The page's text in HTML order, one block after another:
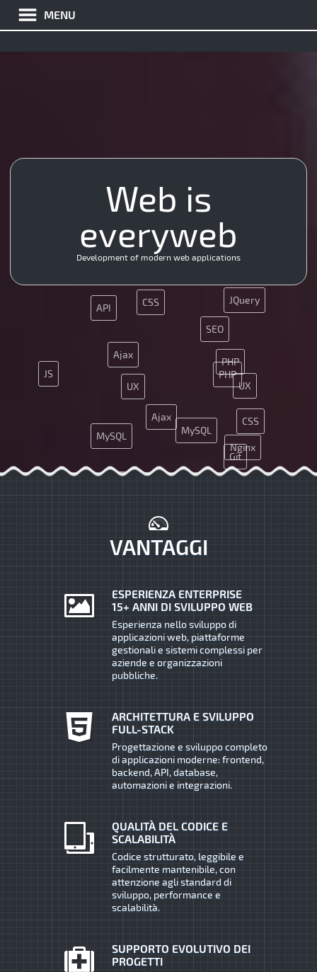
MENU
PHP
MySQL
HTML5
JS
JQuery
Nginx
SEO
SMM
UX
CMS
CSS
Ajax
Git
PHP
MySQL
JQuery
SEO
SMM
Java
UX
API
CMS
CSS
Ajax
App
Web is
everyweb
Development of modern web applications
VANTAGGI
ESPERIENZA ENTERPRISE
15+ ANNI DI SVILUPPO WEB
Esperienza nello sviluppo di
applicazioni web, piattaforme
gestionali e sistemi complessi per
aziende e organizzazioni
pubbliche.
ARCHITETTURA E SVILUPPO
FULL-STACK
Progettazione e sviluppo completo
di applicazioni moderne: frontend,
backend, API, database,
automazioni e integrazioni.
QUALITÀ DEL CODICE E
SCALABILITÀ
Codice strutturato, leggibile e
facilmente mantenibile, con
attenzione agli standard di
sviluppo, performance e
scalabilità.
SUPPORTO EVOLUTIVO DEI
PROGETTI